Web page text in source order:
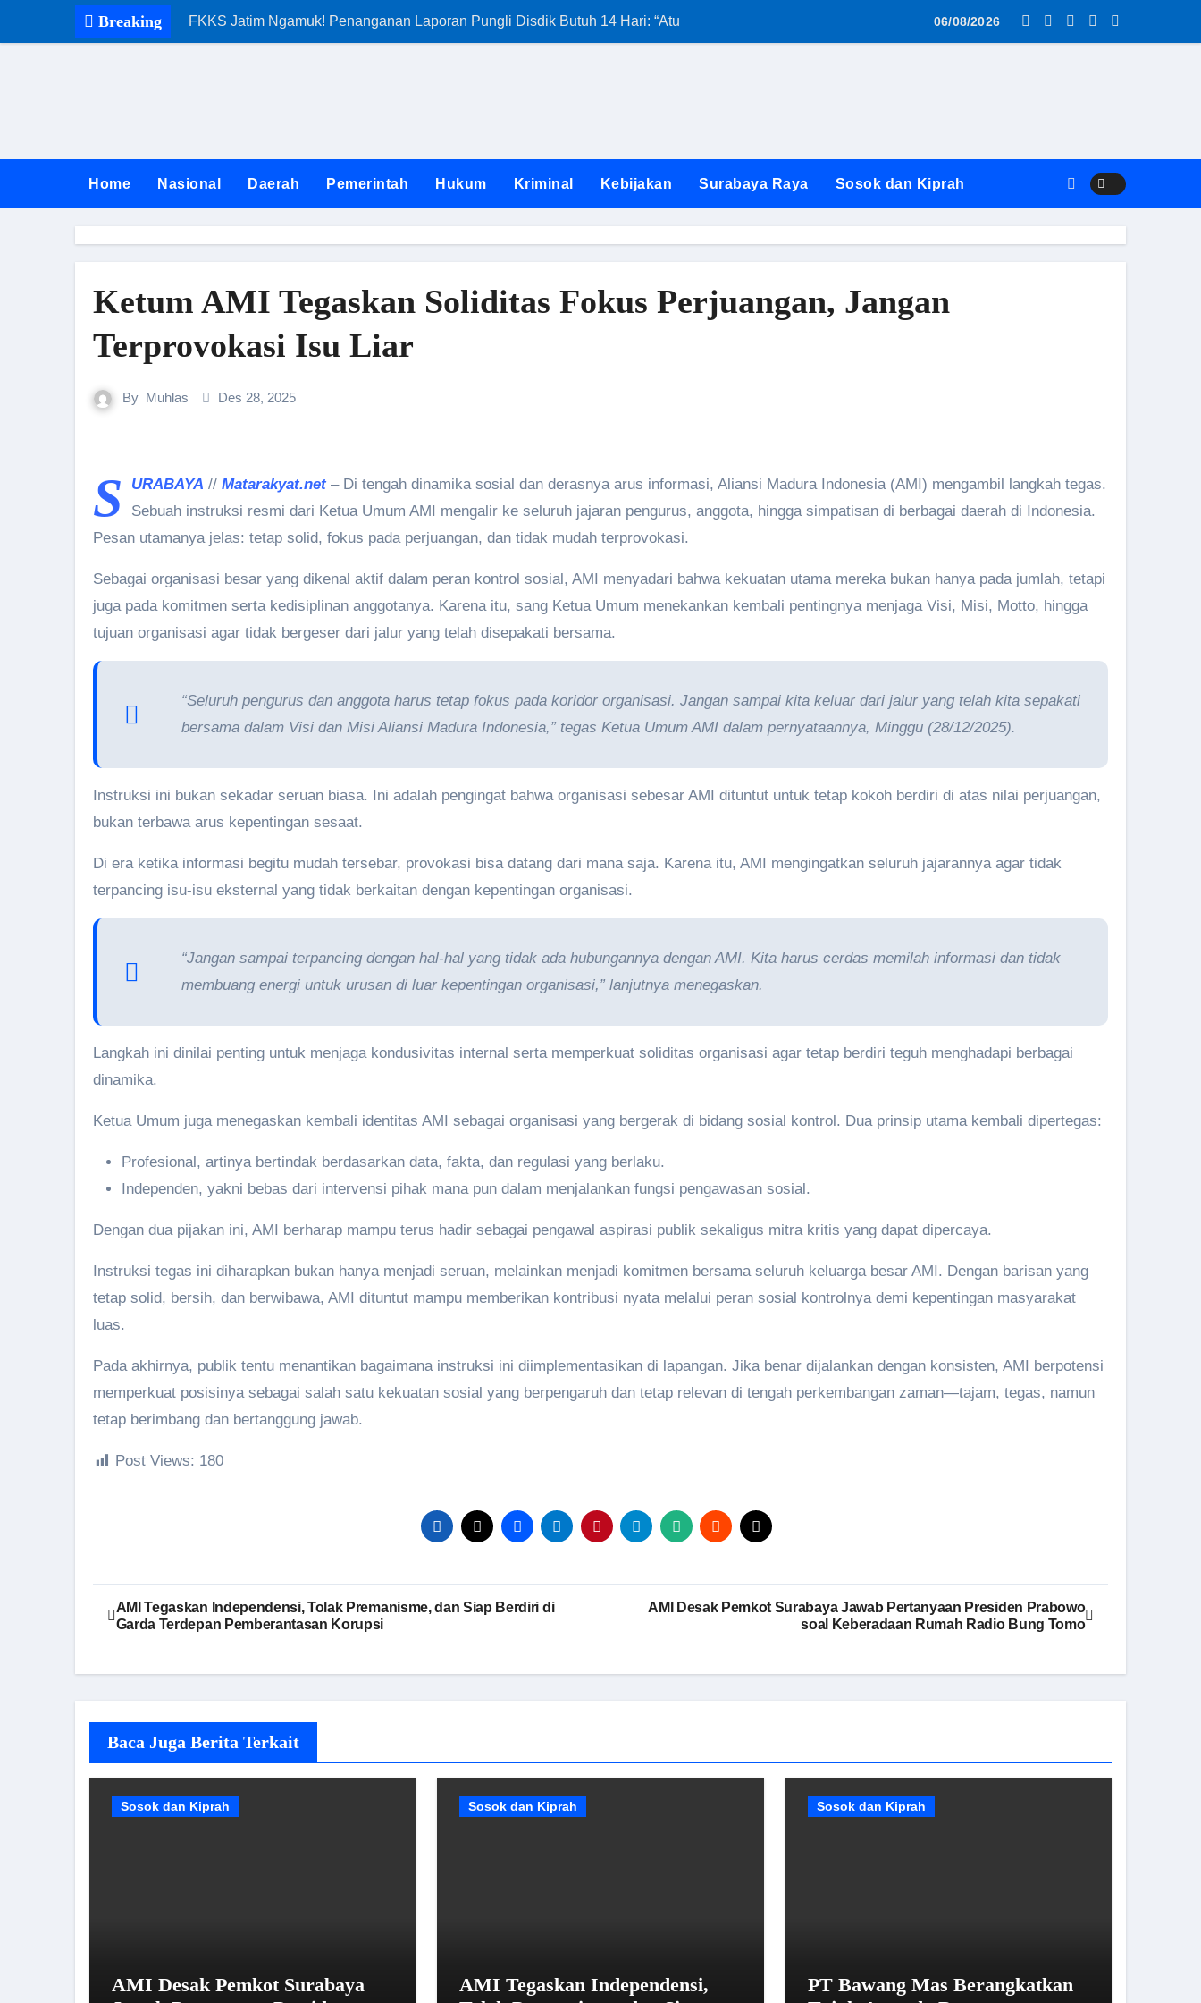
Breaking FKKS Jatim Ngamuk! Penanganan Laporan Pungli Disdik Butuh 14 Hari: “Aturan dari Mana?”Kunjungan Satgas MBG AWS ke SPPG Surabaya Diwarnai Penolakan dan
06/08/2026
Home Nasional Daerah Pemerintah Hukum Kriminal Kebijakan Surabaya Raya Sosok dan Kiprah
Ketum AMI Tegaskan Soliditas Fokus Perjuangan, Jangan
Terprovokasi Isu Liar
By Muhlas Des 28, 2025
S URABAYA // Matarakyat.net– Di tengah dinamika sosial dan derasnya arus informasi, Aliansi Madura Indonesia (AMI) mengambil langkah tegas.
Sebuah instruksi resmi dari Ketua Umum AMI mengalir ke seluruh jajaran pengurus, anggota, hingga simpatisan di berbagai daerah di Indonesia.
Pesan utamanya jelas: tetap solid, fokus pada perjuangan, dan tidak mudah terprovokasi.
Sebagai organisasi besar yang dikenal aktif dalam peran kontrol sosial, AMI menyadari bahwa kekuatan utama mereka bukan hanya pada jumlah, tetapi
juga pada komitmen serta kedisiplinan anggotanya. Karena itu, sang Ketua Umum menekankan kembali pentingnya menjaga Visi, Misi, Motto, hingga
tujuan organisasi agar tidak bergeser dari jalur yang telah disepakati bersama.
“Seluruh pengurus dan anggota harus tetap fokus pada koridor organisasi. Jangan sampai kita keluar dari jalur yang telah kita sepakati
bersama dalam Visi dan Misi Aliansi Madura Indonesia,” tegas Ketua Umum AMI dalam pernyataannya, Minggu (28/12/2025).
Instruksi ini bukan sekadar seruan biasa. Ini adalah pengingat bahwa organisasi sebesar AMI dituntut untuk tetap kokoh berdiri di atas nilai perjuangan,
bukan terbawa arus kepentingan sesaat.
Di era ketika informasi begitu mudah tersebar, provokasi bisa datang dari mana saja. Karena itu, AMI mengingatkan seluruh jajarannya agar tidak
terpancing isu-isu eksternal yang tidak berkaitan dengan kepentingan organisasi.
“Jangan sampai terpancing dengan hal-hal yang tidak ada hubungannya dengan AMI. Kita harus cerdas memilah informasi dan tidak
membuang energi untuk urusan di luar kepentingan organisasi,” lanjutnya menegaskan.
Langkah ini dinilai penting untuk menjaga kondusivitas internal serta memperkuat soliditas organisasi agar tetap berdiri teguh menghadapi berbagai
dinamika.
Ketua Umum juga menegaskan kembali identitas AMI sebagai organisasi yang bergerak di bidang sosial kontrol. Dua prinsip utama kembali dipertegas:
Profesional, artinya bertindak berdasarkan data, fakta, dan regulasi yang berlaku.
Independen, yakni bebas dari intervensi pihak mana pun dalam menjalankan fungsi pengawasan sosial.
Dengan dua pijakan ini, AMI berharap mampu terus hadir sebagai pengawal aspirasi publik sekaligus mitra kritis yang dapat dipercaya.
Instruksi tegas ini diharapkan bukan hanya menjadi seruan, melainkan menjadi komitmen bersama seluruh keluarga besar AMI. Dengan barisan yang
tetap solid, bersih, dan berwibawa, AMI dituntut mampu memberikan kontribusi nyata melalui peran sosial kontrolnya demi kepentingan masyarakat
luas.
Pada akhirnya, publik tentu menantikan bagaimana instruksi ini diimplementasikan di lapangan. Jika benar dijalankan dengan konsisten, AMI berpotensi
memperkuat posisinya sebagai salah satu kekuatan sosial yang berpengaruh dan tetap relevan di tengah perkembangan zaman—tajam, tegas, namun
tetap berimbang dan bertanggung jawab.
Post Views: 180
Navigasi
pos
AMI Tegaskan Independensi, Tolak Premanisme, dan Siap Berdiri di
Garda Terdepan Pemberantasan Korupsi
AMI Desak Pemkot Surabaya Jawab Pertanyaan Presiden Prabowo
soal Keberadaan Rumah Radio Bung Tomo
Baca Juga Berita Terkait
Sosok dan Kiprah
AMI Desak Pemkot Surabaya
Sosok dan Kiprah
AMI Tegaskan Independensi,
Sosok dan Kiprah
PT Bawang Mas Berangkatkan